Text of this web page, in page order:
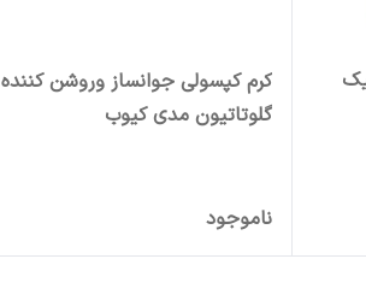
کرم کپسولی جوانساز و‌روشن کننده
گلوتاتیون مدی کیوب
ناموجود